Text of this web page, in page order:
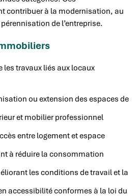
contribuer à la modernisation, au
de l’entreprise.
les travaux liés aux locaux
ou extension des espaces de
et mobilier professionnel
entre logement et espace
à réduire la consommation
les conditions de travail et la
accessibilité conformes à la loi du